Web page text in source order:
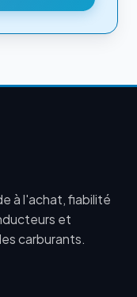
à l'achat, fiabilité
et
carburants.